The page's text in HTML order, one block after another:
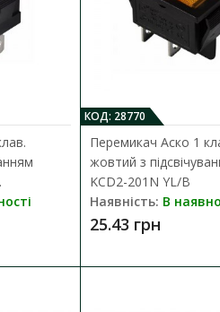
клав. жовтий з
КОД: 28770
Перемикач Аско 1
жовтий з
KCD2-201N YL/B
Наявність: В
25.43 грн